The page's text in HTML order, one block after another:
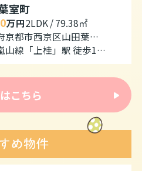
室町
万円2LDK / 79.38㎡
京都府京都市西京区山田葉室町
阪急嵐山線「上桂」駅 徒歩12分
こちら